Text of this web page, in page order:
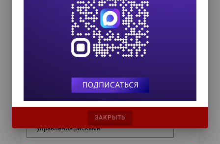
COMPENSATION & BENEFITS FORUM
RUSSIA 2026
15 октября 2026
ИИ в управлении продажами:
цифровых сотрудников для
снижения рисков и ускорения
сделок
ИИ в бизнесе: 54% компаний уже
используют технологии для роста и
управления рисками
ЗАКРЫТЬ